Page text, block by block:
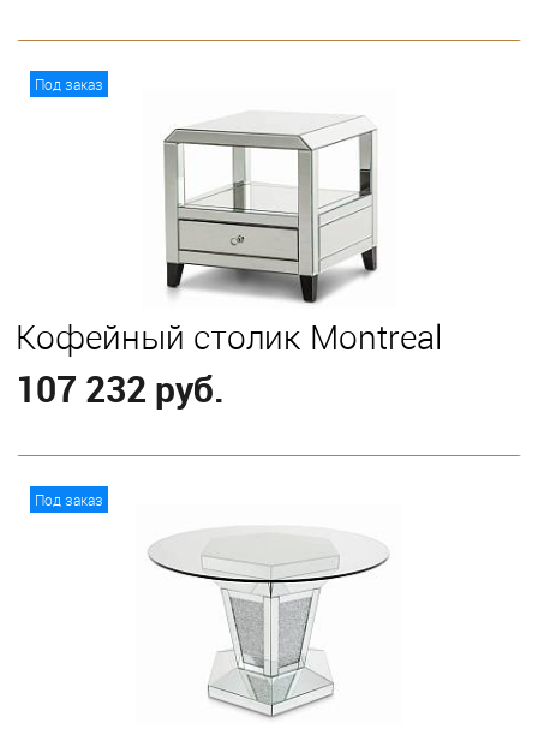
Под заказ
Кофейный столик Montreal
107 232 руб.
Под заказ